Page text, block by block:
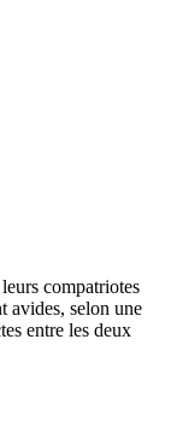
compatriotes
avides, selon une
entre les deux